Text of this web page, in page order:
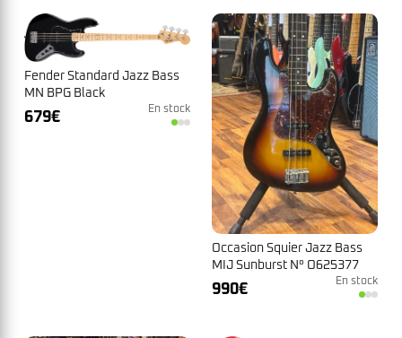
Fender Standard Jazz Bass
MN BPG Black
679€ En stock
Occasion Squier Jazz Bass
MIJ Sunburst N° O625377
1993/1994
990€ En stock